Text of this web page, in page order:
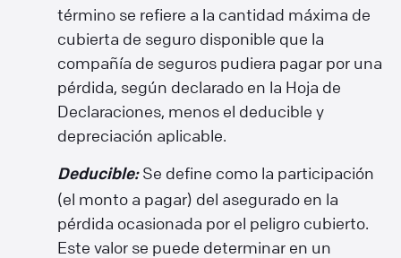
término se refiere a la cantidad máxima de
cubierta de seguro disponible que la
compañía de seguros pudiera pagar por una
pérdida, según declarado en la Hoja de
Declaraciones, menos el deducible y
depreciación aplicable.
Deducible:Se define como la participación
(el monto a pagar) del asegurado en la
pérdida ocasionada por el peligro cubierto.
Este valor se puede determinar en un